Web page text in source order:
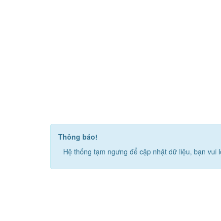
Thông báo!
Hệ thống tạm ngưng để cập nhật dữ liệu, bạn vui